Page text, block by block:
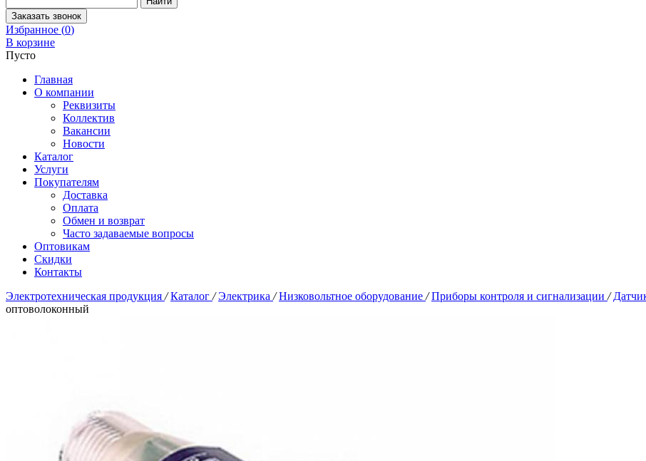
Избранное (0)
В корзине
Пусто
Главная
О компании
Реквизиты
Коллектив
Вакансии
Новости
Каталог
Услуги
Покупателям
Доставка
Оплата
Обмен и возврат
Часто задаваемые вопросы
Оптовикам
Скидки
Контакты
Электротехническая продукция / Каталог / Электрика / Низковольтное оборудование / Приборы контроля и сигнализации /
оптоволоконный